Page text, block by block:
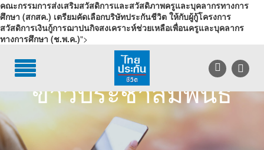
คณะกรรมการส่งเสริมสวัสดิการและสวัสดิภาพครูและบุคลากรทางการ
ศึกษา (สกสค.) เตรียมคัดเลือกบริษัทประกันชีวิต ให้กับผู้กู้โครงการ
สวัสดิการเงินกู้การฌาปนกิจสงเคราะห์ช่วยเหลือเพื่อนครูและบุคลากร
ทางการศึกษา (ช.พ.ค.)">
บริการลูกค้า
บริการตัวแทน
รู้จักไทยประกันชีวิต
ข่าวประชาสัมพันธ์